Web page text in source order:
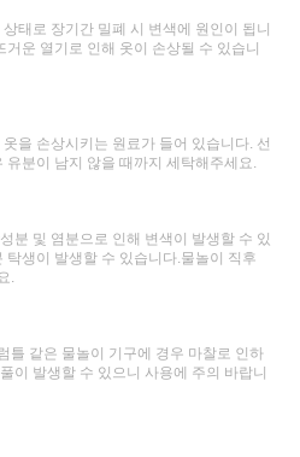
태로 장기간 밀폐 시 변색에 원인이 됩니
거운 열기로 인해 옷이 손상될 수 있습니
을 손상시키는 원료가 들어 있습니다. 선
유분이 남지 않을 때까지 세탁해주세요.
분 및 염분으로 인해 변색이 발생할 수 있
탁생이 발생할 수 있습니다.물놀이 직후
.
틀 같은 물놀이 기구에 경우 마찰로 인하
이 발생할 수 있으니 사용에 주의 바랍니